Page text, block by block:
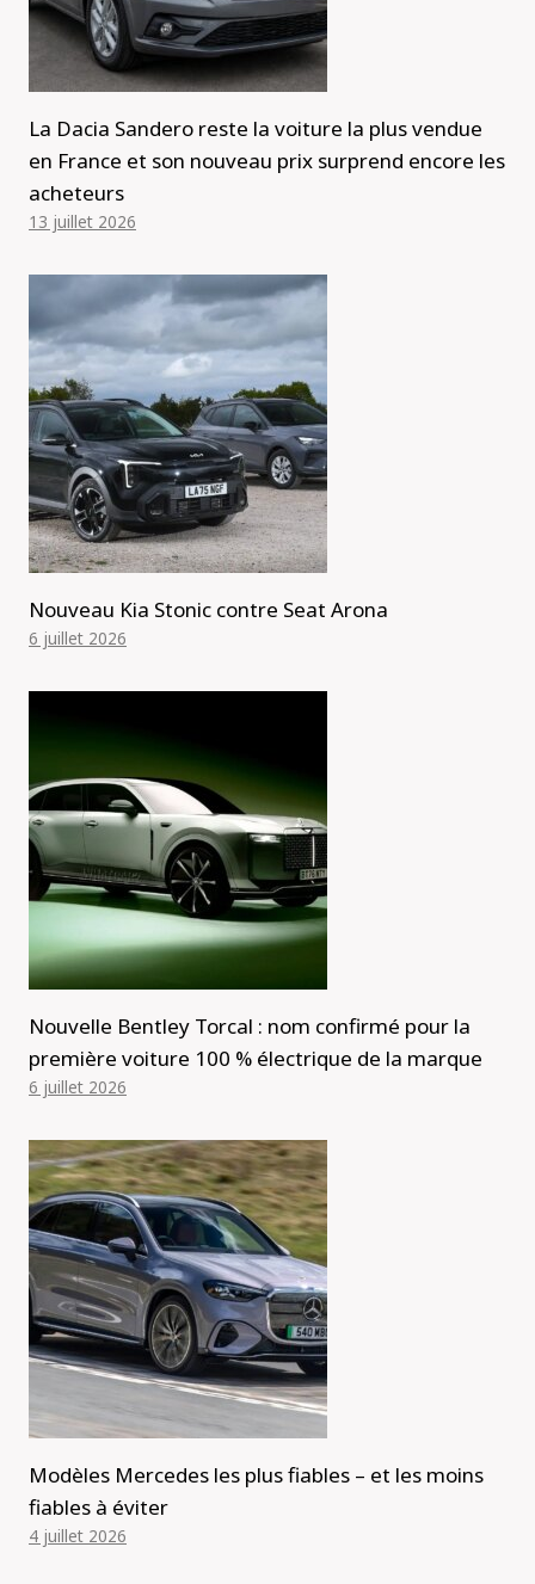
La Dacia Sandero reste la voiture la plus vendue
en France et son nouveau prix surprend encore les
acheteurs
13 juillet 2026
Nouveau Kia Stonic contre Seat Arona
6 juillet 2026
Nouvelle Bentley Torcal : nom confirmé pour la
première voiture 100 % électrique de la marque
6 juillet 2026
Modèles Mercedes les plus fiables – et les moins
fiables à éviter
4 juillet 2026